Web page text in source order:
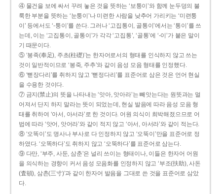
④ 물건을 보에 싸서 꾸려 놓은 것을 뜻하는 ‘보퉁이’와 함께 눈두덩의 불
룩한 부분을 뜻하는 ‘눈퉁이’나 미련한 사람을 낮추어 가리키는 ‘미련퉁
이’ 등에서도 ‘-퉁이’를 쓴다. 그러나 ‘고집통이, 골통이’에서는 ‘통이’를 쓰
는데, 이는 ‘고집통이, 골통이’가 각각 ‘고집통’, ‘골통’에 ‘-이’가 붙은 말이
기 때문이다.
⑤ ‘봉족(奉足), 주초(柱礎)’는 한자어로서의 형태를 인식하지 않고 쓰는
것이 일반적이므로 ‘봉죽, 주추’와 같이 음성 모음 형태를 인정했다.
⑥ ‘뻗장다리’를 취하지 않고 ‘뻗정다리’를 표준어로 삼은 것은 언어 현실
을 수용한 것이다.
⑦ 금지(禁止)의 뜻을 나타내는 ‘앗아, 앗아라’는 빼앗는다는 원뜻과는 멀
어져서 단지 하지 말라는 뜻이 되었는데, 현실 발음에 따라 음성 모음 형
태를 취하여 ‘아서, 아서라’로 한 것이다. 어원 의식이 희박해졌으므로 어
법에 따라 ‘앗어, 앗어라’와 같이 적지 않고 ‘아서, 아서라’와 같이 적는다.
⑧ ‘오똑이’도 명사나 부사로 다 인정하지 않고 ‘오뚝이’만을 표준어로 정
하였다. ‘오똑하다’도 취하지 않고 ‘오뚝하다’를 표준어로 삼는다.
⑨ 다만, ‘부주, 사둔, 삼춘’은 널리 쓰이는 형태이나, 이들은 한자어 어원
을 의식하는 경향이 커서 음성 모음화를 인정하지 않고 ‘부조(扶助), 사돈
(査頓), 삼촌(三寸)’과 같이 한자어 발음을 그대로 쓴 것을 표준어로 삼았
다.